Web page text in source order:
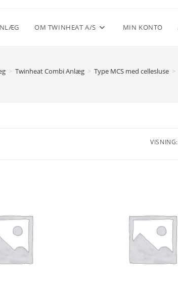
OM TWINHEAT A/S MIN KONTO
> Twinheat Combi Anlæg > Type MCS med cellesluse >
VISNING: